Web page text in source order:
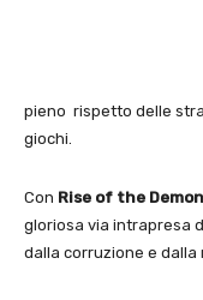
pieno rispetto delle
giochi.
Con Rise of the
gloriosa via intrapresa
dalla corruzione e dalla